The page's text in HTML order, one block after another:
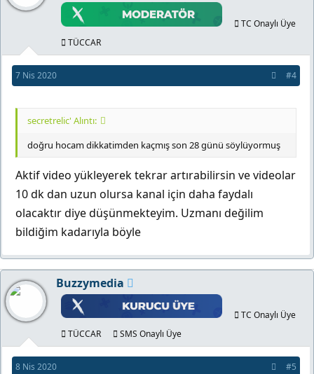
TC Onaylı Üye
TÜCCAR
7 Nis 2020 #4
secretrelic' Alıntı:
doğru hocam dikkatimden kaçmış son 28 günü söylüyormuş
Aktif video yükleyerek tekrar artırabilirsin ve videolar
10 dk dan uzun olursa kanal için daha faydalı
olacaktır diye düşünmekteyim. Uzmanı değilim
bildiğim kadarıyla böyle
Buzzymedia
TC Onaylı Üye
TÜCCAR
SMS Onaylı Üye
8 Nis 2020 #5